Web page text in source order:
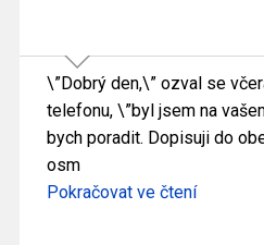
\”Dobrý den,\” ozval se
telefonu, \”byl jsem na
bych poradit. Dopisuji do
osm
Pokračovat ve čtení